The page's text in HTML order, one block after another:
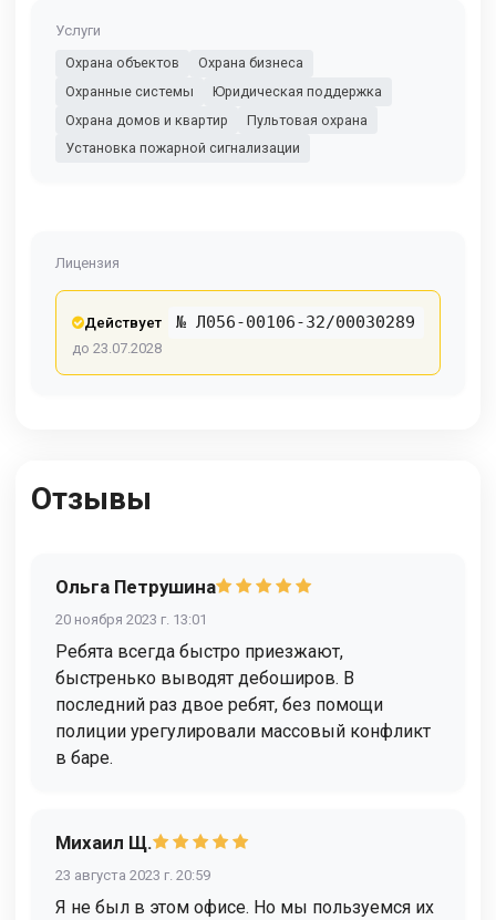
Услуги
Охрана объектов
Охрана бизнеса
Охранные системы
Юридическая поддержка
Охрана домов и квартир
Пультовая охрана
Установка пожарной сигнализации
Лицензия
Действует № Л056-00106-32/00030289
до 23.07.2028
Отзывы
Ольга Петрушина
20 ноября 2023 г. 13:01
Ребята всегда быстро приезжают,
быстренько выводят дебоширов. В
последний раз двое ребят, без помощи
полиции урегулировали массовый конфликт
в баре.
Михаил Щ.
23 августа 2023 г. 20:59
Я не был в этом офисе. Но мы пользуемся их